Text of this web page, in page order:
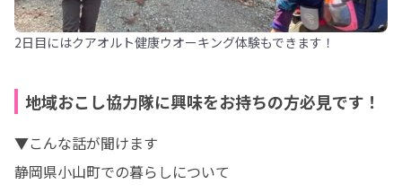
2日目にはクアオルト健康ウオーキング体験もできます！
地域おこし協力隊に興味をお持ちの方必見です！
▼こんな話が聞けます
静岡県小山町での暮らしについて